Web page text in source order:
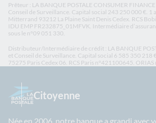
Prêteur : LA BANQUE POSTALE CONSUMER
Conseil de Surveillance. Capital social 243 250 000 €. 1
Mitterrand 93212 La Plaine Saint Denis Cedex. RCS
IDU EMP FR232875_01MFVK. Intermédiaire
sous le n°09 051 330.
Distributeur/Intermédiaire de crédit : LA BANQUE
et Conseil de Surveillance. Capital social 6 585 350 218
75275 Paris Cedex 06. RCS Paris n°421100645. ORIAS
Citoyenne
Née en 2006, notre banque a grandi avec